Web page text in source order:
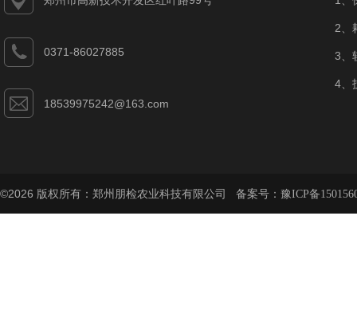
0371-86027885
18539975242@163.com
2、
3、
4、
©2026 版权所有：郑州朋检农业科技有限公司 备案号： 豫ICP备